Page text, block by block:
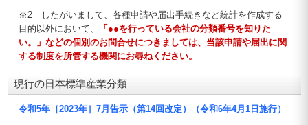
※2 したがいまして、各種申請や届出手続きなど統計を作成する
目的以外において、
「●●を行っている会社の分類番号を知りた
い。」などの個別のお問合せにつきましては、当該申請や届出に関
する制度を所管する機関にお尋ねください。
現行の日本標準産業分類
令和5年［2023年］7月告示（第14回改定）（令和6年4月1日施行）